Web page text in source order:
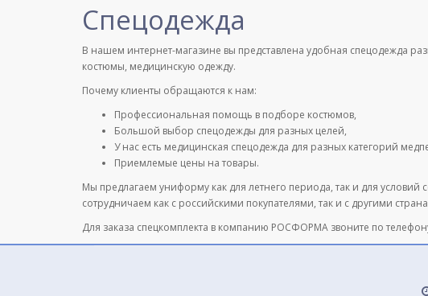
Спецодежда
В нашем интернет-магазине вы представлена удобная спецодежда
костюмы, медицинскую одежду.
Почему клиенты обращаются к нам:
Профессиональная помощь в подборе костюмов,
Большой выбор спецодежды для разных целей,
У нас есть медицинская спецодежда для разных категорий
Приемлемые цены на товары.
Мы предлагаем униформу как для летнего периода, так и для
сотрудничаем как с российскими покупателями, так и с другими
Для заказа спецкомплекта в компанию РОСФОРМА звоните по